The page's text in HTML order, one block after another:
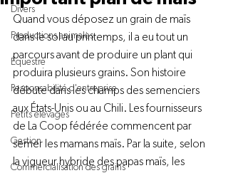
Divers
Productions animales
Équestre
Responsabilité d'entreprise
Petits élevages
Gestion
Commercialisation des grains
Quand vous déposez un grain de maïs
dans le sol au printemps, il a eu tout un
parcours avant de produire un plant qui
produira plusieurs grains. Son histoire
débute dans les champs des semenciers
aux États-Unis ou au Chili. Les fournisseurs
de La Coop fédérée commencent par
semer les mamans maïs. Par la suite, selon
la vigueur hybride des papas maïs, les